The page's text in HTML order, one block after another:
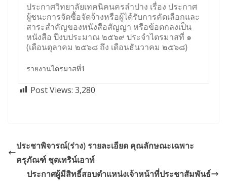
ประกาศวิทยาลัยเทคนิคนครลำปาง เรื่อง ประกาศ
ผู้ชนะการจัดซื้อจัดจ้างหรือผู้ได้รับการคัดเลือกและ
สาระสำคัญของหนังสือสัญญา หรือข้อตกลงเป็น
หนังสือ ปีงบประมาณ ๒๕๖๙ ประจำไตรมาสที่ ๑
(เดือนตุลาคม ๒๕๖๘ ถึง เดือนธันวาคม ๒๕๖๘)
รายงานไตรมาสที่1
Post Views: 3,280
ประชาพิจารณ์(ร่าง) รายละเอียด คุณลักษณะเฉพาะ
ครุภัณฑ์ ชุดเทริน์เอาท์
ประกาศผู้มีสิทธิ์สอบตำแหน่งเจ้าหน้าที่ประชาสัมพันธ์